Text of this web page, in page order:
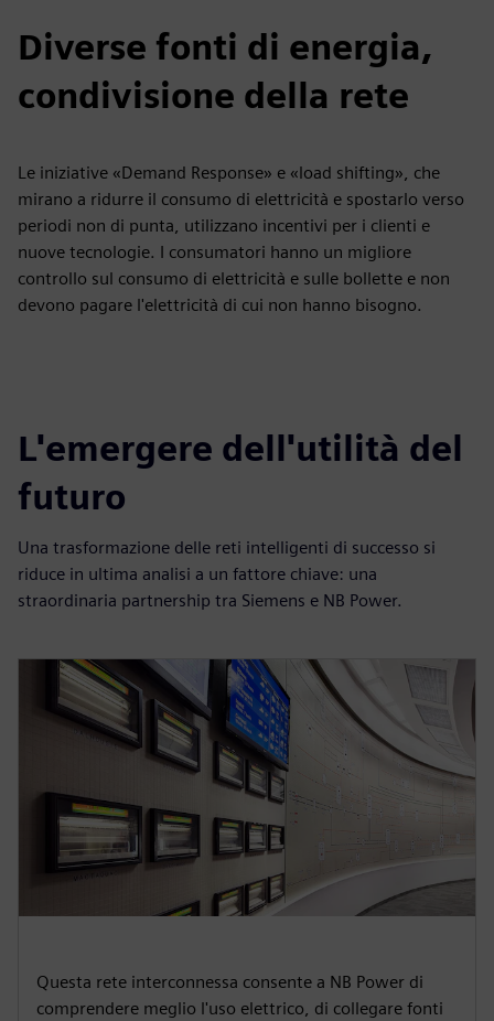
Diverse fonti di energia,
condivisione della rete
Le iniziative «Demand Response» e «load shifting», che
mirano a ridurre il consumo di elettricità e spostarlo verso
periodi non di punta, utilizzano incentivi per i clienti e
nuove tecnologie. I consumatori hanno un migliore
controllo sul consumo di elettricità e sulle bollette e non
devono pagare l'elettricità di cui non hanno bisogno.
L'emergere dell'utilità del
futuro
Una trasformazione delle reti intelligenti di successo si
riduce in ultima analisi a un fattore chiave: una
straordinaria partnership tra Siemens e NB Power.
Questa rete interconnessa consente a NB Power di
comprendere meglio l'uso elettrico, di collegare fonti